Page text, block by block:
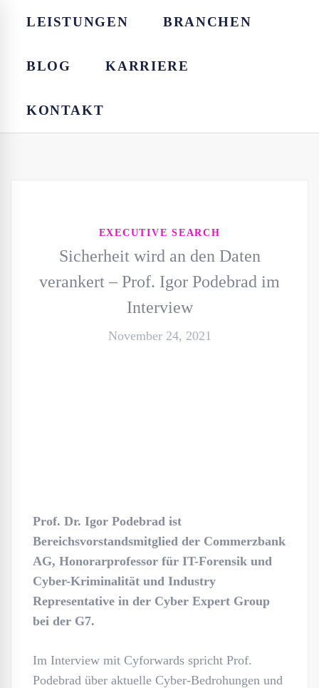
LEISTUNGEN BRANCHEN
BLOG KARRIERE
KONTAKT
EXECUTIVE SEARCH
Sicherheit wird an den Daten
verankert – Prof. Igor Podebrad im
Interview
November 24, 2021
Prof. Dr. Igor Podebrad ist
Bereichsvorstandsmitglied der Commerzbank
AG, Honorarprofessor für IT-Forensik und
Cyber-Kriminalität und Industry
Representative in der Cyber Expert Group
bei der G7.
Im Interview mit Cyforwards spricht Prof.
Podebrad über aktuelle Cyber-Bedrohungen und